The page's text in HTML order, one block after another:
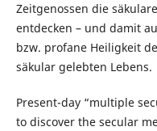
Zeitgenossen die
entdecken – und damit
bzw. profane Heiligkeit
säkular gelebten Lebens.
Present-day “multiple
to discover the secular